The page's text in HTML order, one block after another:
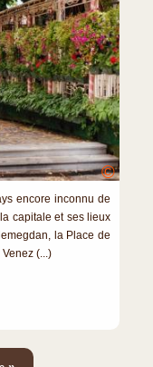
©
encore inconnu de
capitale et ses lieux
la Place de
(...)